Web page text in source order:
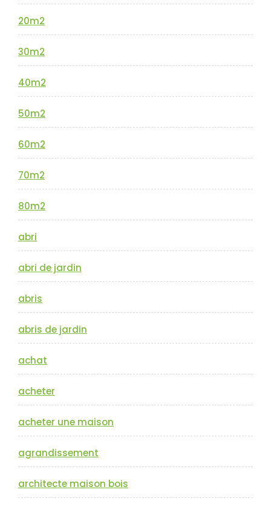
20m2
30m2
40m2
50m2
60m2
70m2
80m2
abri
abri de jardin
abris
abris de jardin
achat
acheter
acheter une maison
agrandissement
architecte maison bois